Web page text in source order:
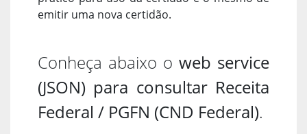
emitir uma nova certidão.
Conheça abaixo o web service
(JSON) para consultar Receita
Federal / PGFN (CND Federal).